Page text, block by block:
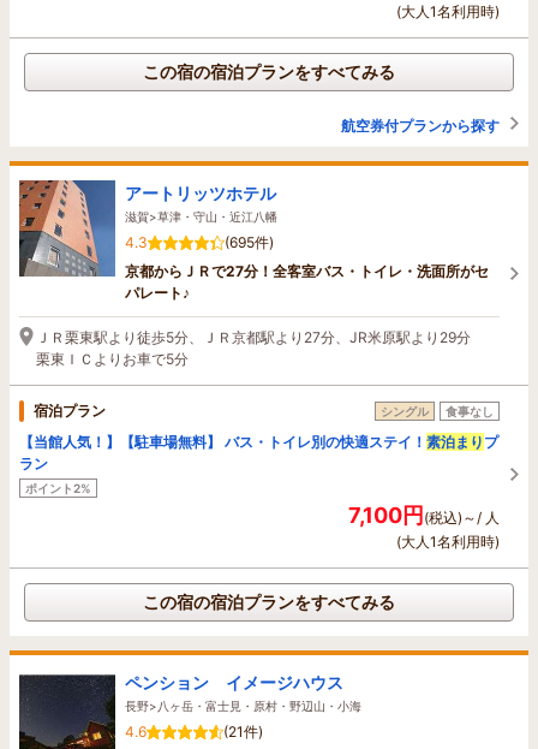
(大人1名利用時)
この宿の宿泊プランをすべてみる
航空券付プランから探す
アートリッツホテル
滋賀>草津・守山・近江八幡
4.3
(695件)
京都からＪＲで27分！全客室バス・トイレ・洗面所がセ
パレート♪
ＪＲ栗東駅より徒歩5分、ＪＲ京都駅より27分、JR米原駅より29分
栗東ＩＣよりお車で5分
宿泊プラン シングル 食事なし
【当館人気！】【駐車場無料】 バス・トイレ別の快適ステイ！ 素泊まり プ
ラン
ポイント2%
7,100円(税込)～/ 人
(大人1名利用時)
この宿の宿泊プランをすべてみる
ペンション イメージハウス
長野>八ヶ岳・富士見・原村・野辺山・小海
4.6
(21件)